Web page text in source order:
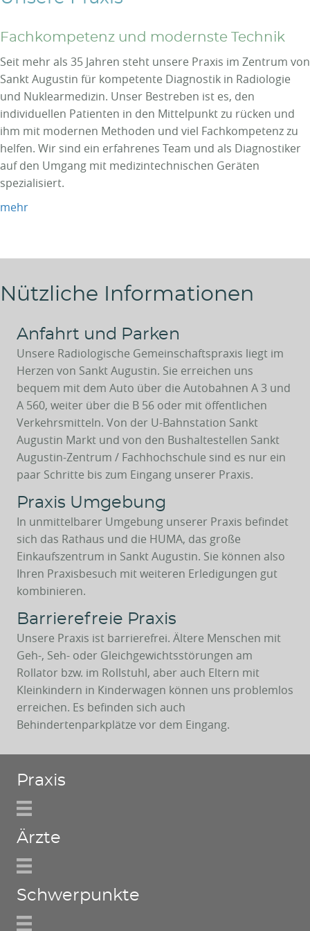
Fachkompetenz und modernste Technik
Seit mehr als 35 Jahren steht unsere Praxis im Zentrum von
Sankt Augustin für kompetente Diagnostik in Radiologie
und Nuklearmedizin. Unser Bestreben ist es, den
individuellen Patienten in den Mittelpunkt zu rücken und
ihm mit modernen Methoden und viel Fachkompetenz zu
helfen. Wir sind ein erfahrenes Team und als Diagnostiker
auf den Umgang mit medizintechnischen Geräten
spezialisiert.
mehr
Nützliche Informationen
Anfahrt und Parken
Unsere Radiologische Gemeinschaftspraxis liegt im
Herzen von Sankt Augustin. Sie erreichen uns
bequem mit dem Auto über die Autobahnen A 3 und
A 560, weiter über die B 56 oder mit öffentlichen
Verkehrsmitteln. Von der U-Bahnstation Sankt
Augustin Markt und von den Bushaltestellen Sankt
Augustin-Zentrum / Fachhochschule sind es nur ein
paar Schritte bis zum Eingang unserer Praxis.
Praxis Umgebung
In unmittelbarer Umgebung unserer Praxis befindet
sich das Rathaus und die HUMA, das große
Einkaufszentrum in Sankt Augustin. Sie können also
Ihren Praxisbesuch mit weiteren Erledigungen gut
kombinieren.
Barrierefreie Praxis
Unsere Praxis ist barrierefrei. Ältere Menschen mit
Geh-, Seh- oder Gleichgewichtsstörungen am
Rollator bzw. im Rollstuhl, aber auch Eltern mit
Kleinkindern in Kinderwagen können uns problemlos
erreichen. Es befinden sich auch
Behindertenparkplätze vor dem Eingang.
Praxis
Ärzte
Schwerpunkte